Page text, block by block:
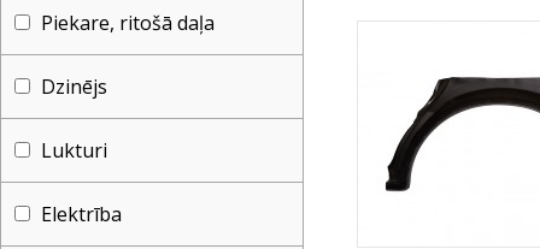
Piekare, ritošā daļa
Dzinējs
Lukturi
Elektrība